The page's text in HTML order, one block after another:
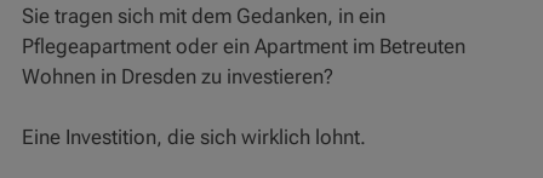
Sie tragen sich mit dem Gedanken, in ein
Pflegeapartment oder ein Apartment im Betreuten
Wohnen in Dresden zu investieren?
Eine Investition, die sich wirklich lohnt.